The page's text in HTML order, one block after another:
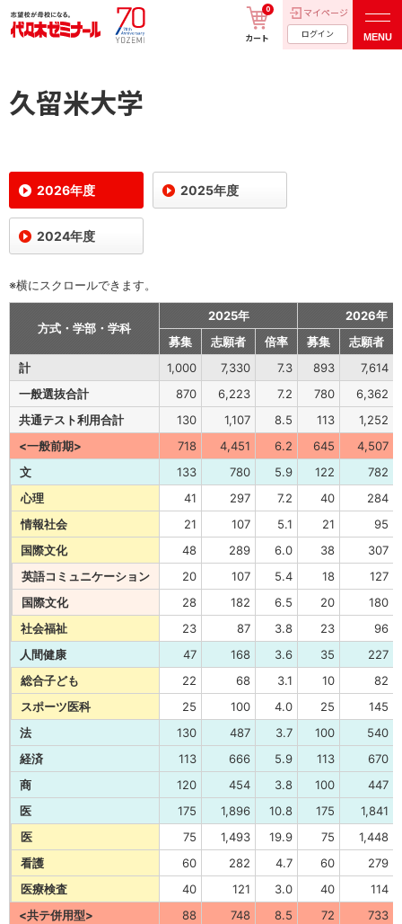
カート
0 マイページ
ログイン MENU
久留米大学
2026年度 2025年度
2024年度
※横にスクロールできます。
方式・学部・学科
2025年
2026年
募集
志願者 倍率 募集
志願者
計
1,000 7,330 7.3 893
7,614
一般選抜合計
870 6,223 7.2 780
6,362
共通テスト利用合計
130 1,107 8.5 113
1,252
<一般前期>
718 4,451 6.2 645
4,507
文
133 780 5.9 122
782
心理
41 297 7.2 40
284
情報社会
21 107 5.1 21
95
国際文化
48 289 6.0 38
307
英語コミュニケーション
20 107 5.4 18
127
国際文化
28 182 6.5 20
180
社会福祉
23 87 3.8 23
96
人間健康
47 168 3.6 35
227
総合子ども
22 68 3.1 10
82
スポーツ医科
25 100 4.0 25
145
法
130 487 3.7 100
540
経済
113 666 5.9 113
670
商
120 454 3.8 100
447
医
175 1,896 10.8 175
1,841
医
75 1,493 19.9 75
1,448
看護
60 282 4.7 60
279
医療検査
40 121 3.0 40
114
<共テ併用型>
88 748 8.5 72
733